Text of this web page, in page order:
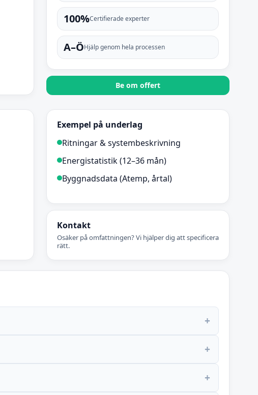
100%Certifierade experter
A–ÖHjälp genom hela processen
Be om offert
Exempel på underlag
Ritningar & systembeskrivning
Energistatistik (12–36 mån)
Byggnadsdata (Atemp, årtal)
Kontakt
Osäker på omfattningen? Vi hjälper dig att specificera
rätt.
+
+
+